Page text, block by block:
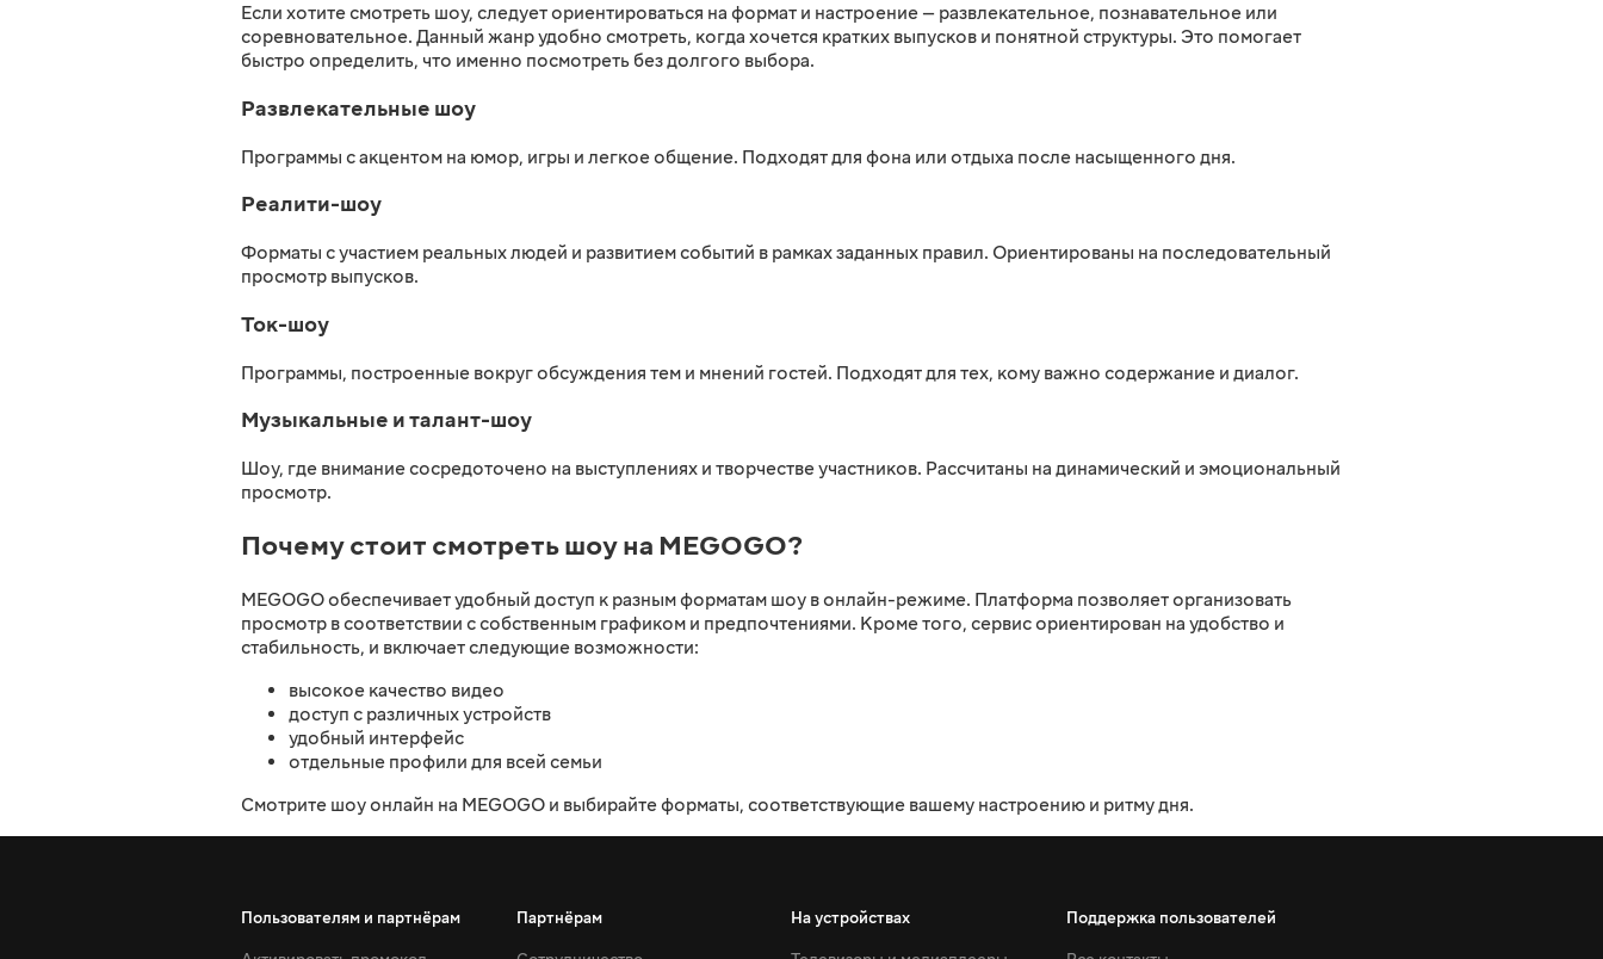
Если хотите смотреть шоу, следует ориентироваться на формат и настроение — развлекательное, познавательное или
соревновательное. Данный жанр удобно смотреть, когда хочется кратких выпусков и понятной структуры. Это помогает
быстро определить, что именно посмотреть без долгого выбора.
Развлекательные шоу
Программы с акцентом на юмор, игры и легкое общение. Подходят для фона или отдыха после насыщенного дня.
Реалити-шоу
Форматы с участием реальных людей и развитием событий в рамках заданных правил. Ориентированы на последовательный
просмотр выпусков.
Ток-шоу
Программы, построенные вокруг обсуждения тем и мнений гостей. Подходят для тех, кому важно содержание и диалог.
Музыкальные и талант-шоу
Шоу, где внимание сосредоточено на выступлениях и творчестве участников. Рассчитаны на динамический и эмоциональный
просмотр.
Почему стоит смотреть шоу на MEGOGO?
MEGOGO обеспечивает удобный доступ к разным форматам шоу в онлайн-режиме. Платформа позволяет организовать
просмотр в соответствии с собственным графиком и предпочтениями. Кроме того, сервис ориентирован на удобство и
стабильность, и включает следующие возможности:
высокое качество видео
доступ с различных устройств
удобный интерфейс
отдельные профили для всей семьи
Смотрите шоу онлайн на MEGOGO и выбирайте форматы, соответствующие вашему настроению и ритму дня.
Пользователям и партнёрам
Партнёрам
На устройствах
Поддержка пользователей